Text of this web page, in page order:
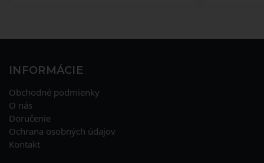
INFORMÁCIE
Obchodné podmienky
O nás
Doručenie
Ochrana osobných údajov
Kontakt